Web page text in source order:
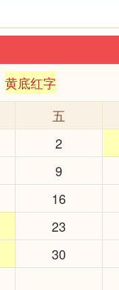
黄底红字
五
2
9
16
23
30